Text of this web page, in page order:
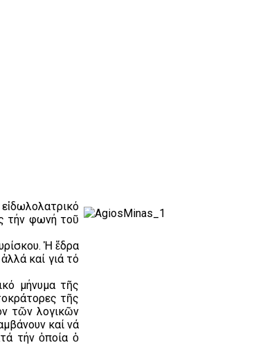
τήν φωνή τοῦ
Ἡ ἕδρα
καί γιά τό
μήνυμα τῆς
τῆς
τῶν λογικῶν
καί νά
τήν ὁποία ὁ